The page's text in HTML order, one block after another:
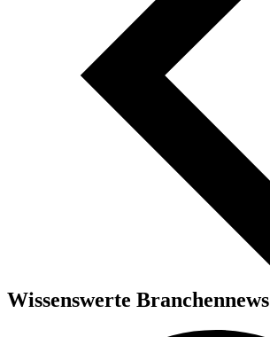
Wissenswerte Branchennews